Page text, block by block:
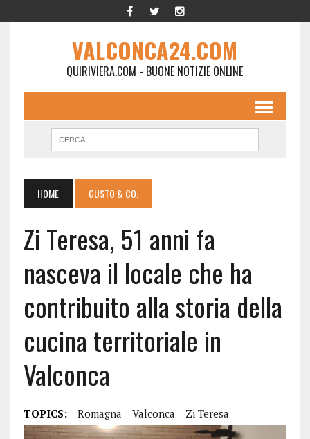
VALCONCA24.COM
QUIRIVIERA.COM - BUONE NOTIZIE ONLINE
HOME GUSTO & CO.
Zi Teresa, 51 anni fa
nasceva il locale che ha
contribuito alla storia della
cucina territoriale in
Valconca
TOPICS: Romagna Valconca Zi Teresa